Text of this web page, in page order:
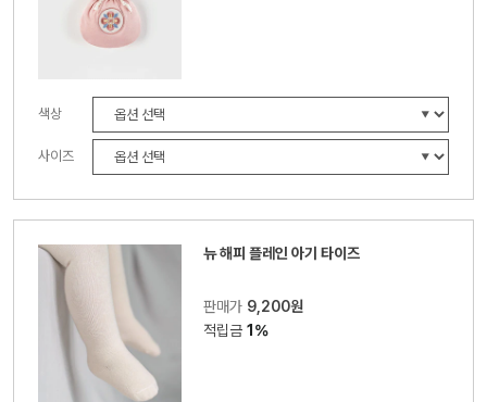
색상
사이즈
뉴 해피 플레인 아기 타이즈
판매가 9,200원
적립금1%